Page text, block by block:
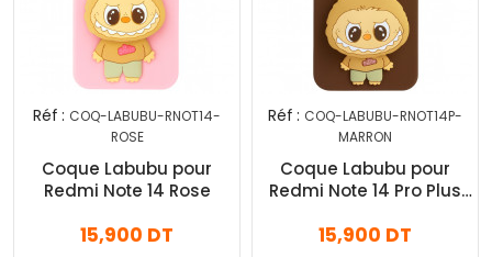
Réf : COQ-LABUBU-RNOT14-
ROSE
Coque Labubu pour
Redmi Note 14 Rose
15,900 DT
Réf : COQ-LABUBU-RNOT14P-
MARRON
Coque Labubu pour
Redmi Note 14 Pro Plus
15,900 DT